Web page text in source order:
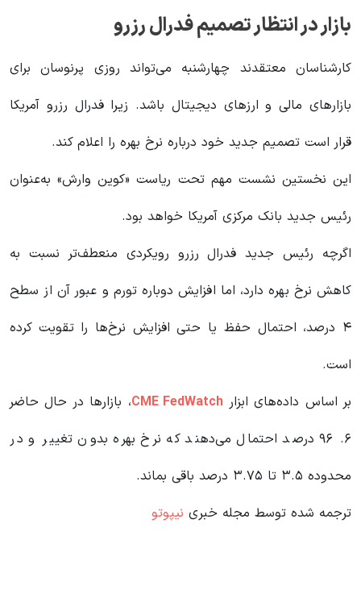
بازار در انتظار تصمیم فدرال رزرو
کارشناسان معتقدند چهارشنبه می‌تواند روزی پرنوسان برای
بازارهای مالی و ارزهای دیجیتال باشد. زیرا فدرال رزرو آمریکا
قرار است تصمیم جدید خود درباره نرخ بهره را اعلام کند.
این نخستین نشست مهم تحت ریاست «کوین وارش» به‌عنوان
رئیس جدید بانک مرکزی آمریکا خواهد بود.
اگرچه رئیس جدید فدرال رزرو رویکردی منعطف‌تر نسبت به
کاهش نرخ بهره دارد، اما افزایش دوباره تورم و عبور آن از سطح
۴ درصد، احتمال حفظ یا حتی افزایش نرخ‌ها را تقویت کرده
است.
بر اساس داده‌های ابزار CME FedWatch، بازارها در حال حاضر
۶. ۹۶ درصد احتمال می‌دهند که نرخ بهره بدون تغییر و در
محدوده ۳.۵ تا ۳.۷۵ درصد باقی بماند.
ترجمه شده توسط مجله خبری نیپوتو